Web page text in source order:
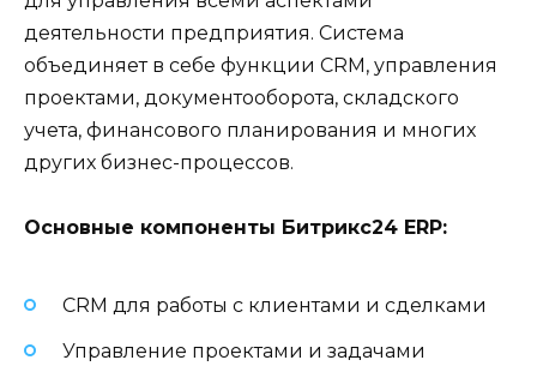
деятельности предприятия. Система
объединяет в себе функции CRM, управления
проектами, документооборота, складского
учета, финансового планирования и многих
других бизнес-процессов.
Основные компоненты Битрикс24 ERP:
CRM для работы с клиентами и сделками
Управление проектами и задачами